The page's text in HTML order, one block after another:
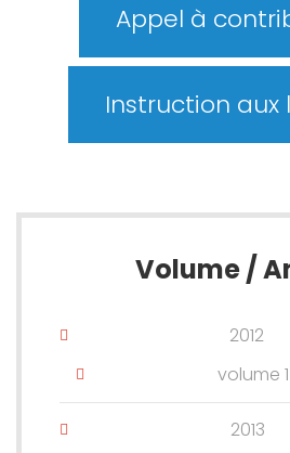
Appel à
Instruction aux
Volume /
2012
volume 1
2013